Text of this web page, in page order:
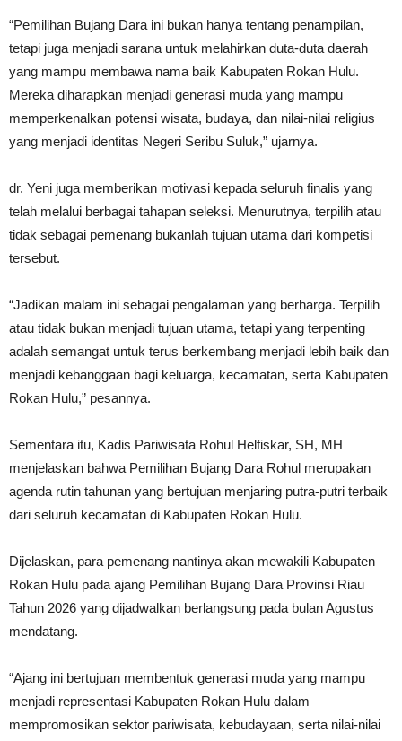
“Pemilihan Bujang Dara ini bukan hanya tentang penampilan,
tetapi juga menjadi sarana untuk melahirkan duta-duta daerah
yang mampu membawa nama baik Kabupaten Rokan Hulu.
Mereka diharapkan menjadi generasi muda yang mampu
memperkenalkan potensi wisata, budaya, dan nilai-nilai religius
yang menjadi identitas Negeri Seribu Suluk,” ujarnya.
dr. Yeni juga memberikan motivasi kepada seluruh finalis yang
telah melalui berbagai tahapan seleksi. Menurutnya, terpilih atau
tidak sebagai pemenang bukanlah tujuan utama dari kompetisi
tersebut.
“Jadikan malam ini sebagai pengalaman yang berharga. Terpilih
atau tidak bukan menjadi tujuan utama, tetapi yang terpenting
adalah semangat untuk terus berkembang menjadi lebih baik dan
menjadi kebanggaan bagi keluarga, kecamatan, serta Kabupaten
Rokan Hulu,” pesannya.
Sementara itu, Kadis Pariwisata Rohul Helfiskar, SH, MH
menjelaskan bahwa Pemilihan Bujang Dara Rohul merupakan
agenda rutin tahunan yang bertujuan menjaring putra-putri terbaik
dari seluruh kecamatan di Kabupaten Rokan Hulu.
Dijelaskan, para pemenang nantinya akan mewakili Kabupaten
Rokan Hulu pada ajang Pemilihan Bujang Dara Provinsi Riau
Tahun 2026 yang dijadwalkan berlangsung pada bulan Agustus
mendatang.
“Ajang ini bertujuan membentuk generasi muda yang mampu
menjadi representasi Kabupaten Rokan Hulu dalam
mempromosikan sektor pariwisata, kebudayaan, serta nilai-nilai